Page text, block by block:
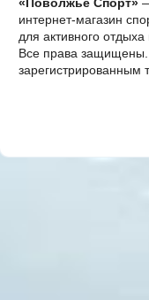
интернет-магазин
для активного отдыха
Все права защищены.
зарегистрированным